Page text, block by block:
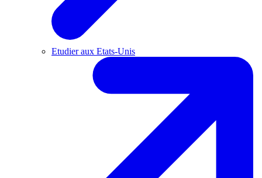
Etudier aux Etats-Unis